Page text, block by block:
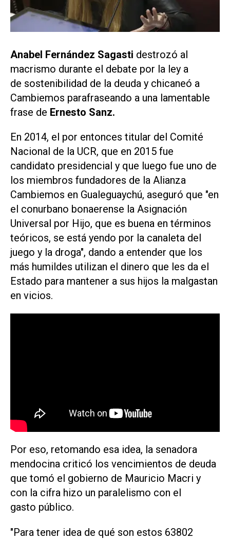
Anabel Fernández Sagasti destrozó al
macrismo durante el debate por la ley a
de sostenibilidad de la deuda y chicaneó a
Cambiemos parafraseando a una lamentable
frase de Ernesto Sanz.
En 2014, el por entonces titular del Comité
Nacional de la UCR, que en 2015 fue
candidato presidencial y que luego fue uno de
los miembros fundadores de la Alianza
Cambiemos en Gualeguaychú, aseguró que "en
el conurbano bonaerense la Asignación
Universal por Hijo, que es buena en términos
teóricos, se está yendo por la canaleta del
juego y la droga", dando a entender que los
más humildes utilizan el dinero que les da el
Estado para mantener a sus hijos la malgastan
en vicios.
Por eso, retomando esa idea, la senadora
mendocina criticó los vencimientos de deuda
que tomó el gobierno de Mauricio Macri y
con la cifra hizo un paralelismo con el
gasto público.
"Para tener idea de qué son estos 63802